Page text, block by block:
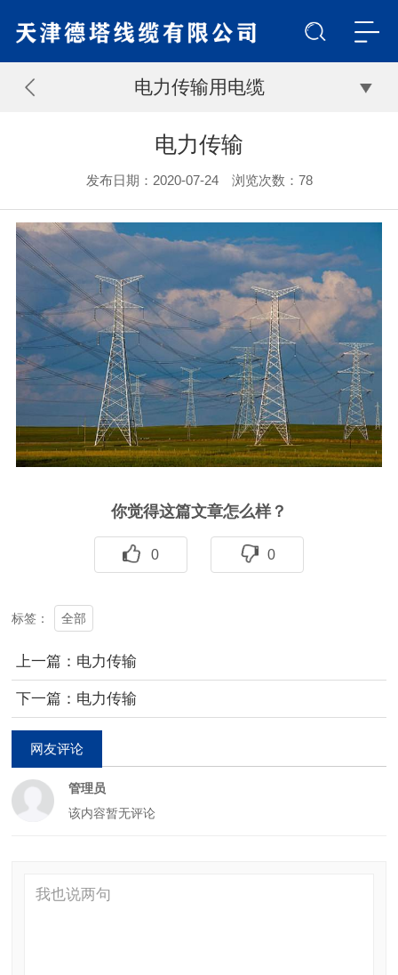
电力传输用电缆
电力传输
发布日期：2020-07-24 浏览次数： 78
你觉得这篇文章怎么样？
0 0
标签： 全部
上一篇：电力传输
下一篇：电力传输
网友评论
管理员
该内容暂无评论